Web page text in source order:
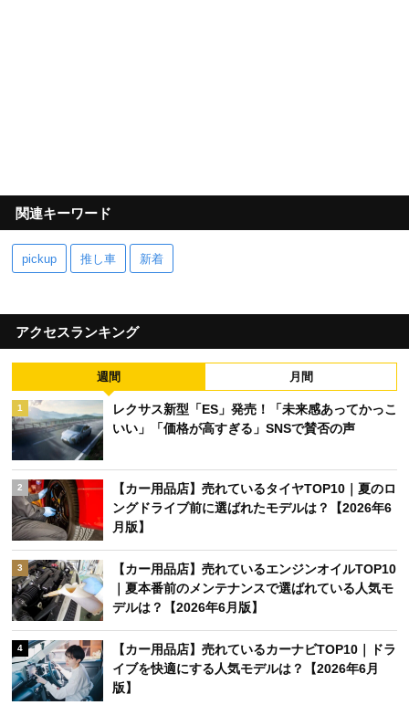
関連キーワード
pickup 推し車 新着
アクセスランキング
週間 月間
1
レクサス新型「ES」発売！「未来感あってかっこ
いい」「価格が高すぎる」SNSで賛否の声
2
【カー用品店】売れているタイヤTOP10｜夏のロ
ングドライブ前に選ばれたモデルは？【2026年6
月版】
3
【カー用品店】売れているエンジンオイルTOP10
｜夏本番前のメンテナンスで選ばれている人気モ
デルは？【2026年6月版】
4
【カー用品店】売れているカーナビTOP10｜ドラ
イブを快適にする人気モデルは？【2026年6月
版】